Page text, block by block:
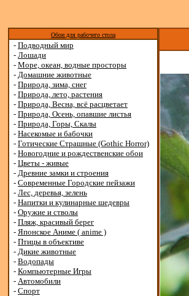
Обои для рабочего стола
- Подводный мир
- Лошади
- Море, океан, водные просторы
- Домашние животные
- Природа, зима, снег
- Природа, лето, растения
- Природа, Весна, всё расцветает
- Природа, Осень, опавшие листья
- Природа, Горы, Скалы
- Насекомые и бабочки
- Готические Страшные (Gothic Horror)
- Новогодние и рождественские обои
- Цветы - живые
- Древние замки и строения
- Современные Городские пейзажи
- Лес, деревья, зелень
- Напитки и кулинарные шедевры
- Оружие и стволы
- Пляж, красивый берег
- Японское Аниме ( anime )
- Птицы в объективе
- Дикие животные
- Водопады
- Компьютерные Игры
- Автомобили
- Спорт